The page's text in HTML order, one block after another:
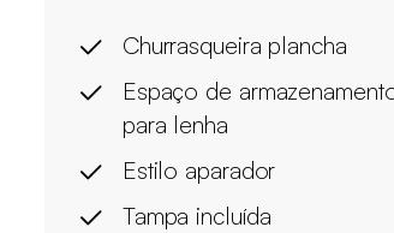
Churrasqueira plancha
Espaço de
para lenha
Estilo aparador
Tampa incluída